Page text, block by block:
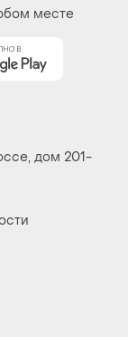
месте
дом 201-